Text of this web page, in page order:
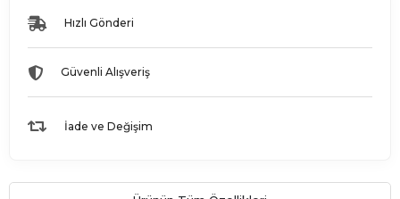
Hızlı Gönderi
Güvenli Alışveriş
İade ve Değişim